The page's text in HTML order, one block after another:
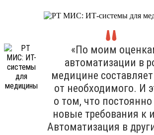
«По моим
автоматизации в
медицине
от необходимого. И
о том, что
новые требования к
Автоматизация в